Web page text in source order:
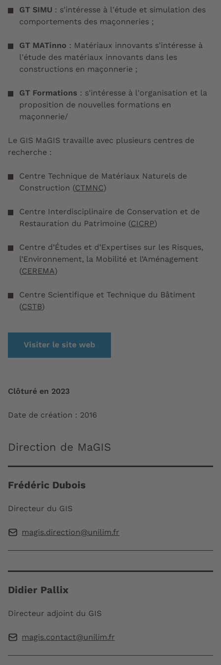
GT SIMU : s'intéresse à l'étude et simulation des
comportements des maçonneries ;
GT MATinno : Matériaux innovants s'intéresse à
l'étude des matériaux innovants dans les
constructions en maçonnerie ;
GT Formations : s'intéresse à l'organisation et la
proposition de nouvelles formations en
maçonnerie/
Le GIS MaGIS travaille avec plusieurs centres de
recherche :
Centre Technique de Matériaux Naturels de
Construction (CTMNC)
Centre Interdisciplinaire de Conservation et de
Restauration du Patrimoine (CICRP)
Centre d’Études et d’Expertises sur les Risques,
l’Environnement, la Mobilité et l’Aménagement
(CEREMA)
Centre Scientifique et Technique du Bâtiment
(CSTB)
Visiter le site web
Clôturé en 2023
Date de création : 2016
Direction de MaGIS
Frédéric Dubois
Directeur du GIS
magis.direction@unilim.fr
Didier Pallix
Directeur adjoint du GIS
magis.contact@unilim.fr